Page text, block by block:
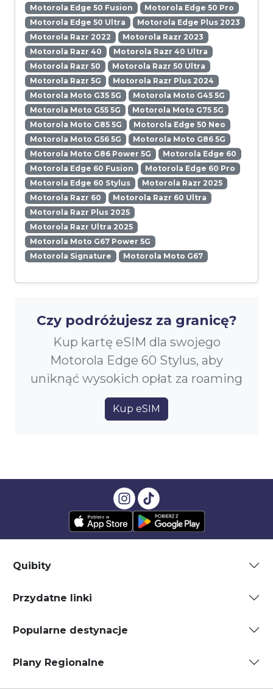
Motorola Edge 50 Fusion
Motorola Edge 50 Pro
Motorola Edge 50 Ultra
Motorola Edge Plus 2023
Motorola Razr 2022
Motorola Razr 2023
Motorola Razr 40
Motorola Razr 40 Ultra
Motorola Razr 50
Motorola Razr 50 Ultra
Motorola Razr 5G
Motorola Razr Plus 2024
Motorola Moto G35 5G
Motorola Moto G45 5G
Motorola Moto G55 5G
Motorola Moto G75 5G
Motorola Moto G85 5G
Motorola Edge 50 Neo
Motorola Moto G56 5G
Motorola Moto G86 5G
Motorola Moto G86 Power 5G
Motorola Edge 60
Motorola Edge 60 Fusion
Motorola Edge 60 Pro
Motorola Edge 60 Stylus
Motorola Razr 2025
Motorola Razr 60
Motorola Razr 60 Ultra
Motorola Razr Plus 2025
Motorola Razr Ultra 2025
Motorola Moto G67 Power 5G
Motorola Signature
Motorola Moto G67
Czy podróżujesz za granicę?
Kup kartę eSIM dla swojego
Motorola Edge 60 Stylus, aby
uniknąć wysokich opłat za roaming
Kup eSIM
Quibity
Przydatne linki
Popularne destynacje
Plany Regionalne